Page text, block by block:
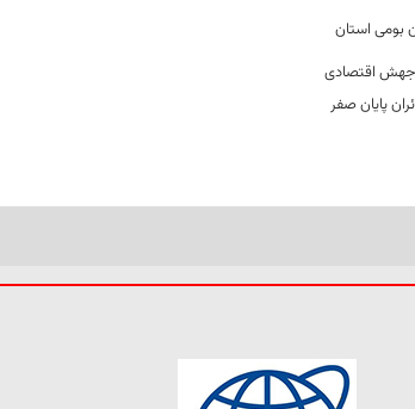
بومی استان
جهش اقتصادی
پایان صفر